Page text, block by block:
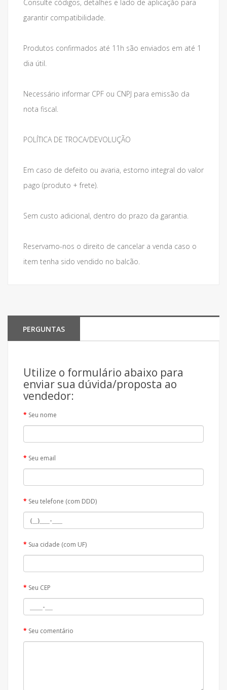
Consulte códigos, detalhes e lado de aplicação para
garantir compatibilidade.
Produtos confirmados até 11h são enviados em até 1
dia útil.
Necessário informar CPF ou CNPJ para emissão da
nota fiscal.
POLÍTICA DE TROCA/DEVOLUÇÃO
Em caso de defeito ou avaria, estorno integral do valor
pago (produto + frete).
Sem custo adicional, dentro do prazo da garantia.
Reservamo-nos o direito de cancelar a venda caso o
item tenha sido vendido no balcão.
PERGUNTAS
Utilize o formulário abaixo para
enviar sua dúvida/proposta ao
vendedor:
Seu nome
Seu email
Seu telefone (com DDD)
Sua cidade (com UF)
Seu CEP
Seu comentário